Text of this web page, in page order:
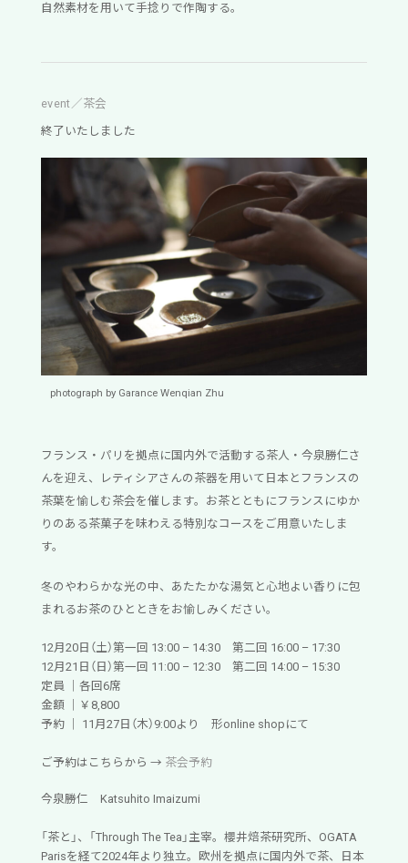
自然素材を用いて手捻りで作陶する。
event／茶会
終了いたしました
photograph by Garance Wenqian Zhu
フランス・パリを拠点に国内外で活動する茶人・今泉勝仁さ
んを迎え、レティシアさんの茶器を用いて日本とフランスの
茶葉を愉しむ茶会を催します。お茶とともにフランスにゆか
りのある茶菓子を味わえる特別なコースをご用意いたしま
す。
冬のやわらかな光の中、あたたかな湯気と心地よい香りに包
まれるお茶のひとときをお愉しみください。
12月20日（土）第一回 13:00 – 14:30 第二回 16:00 – 17:30
12月21日（日）第一回 11:00 – 12:30 第二回 14:00 – 15:30
定員 ｜各回6席
金額 ｜￥8,800
予約 ｜ 11月27日（木）9:00より 形online shopにて
ご予約はこちらから → 茶会予約
今泉勝仁 Katsuhito Imaizumi
「茶と」、「Through The Tea」主宰。櫻井焙茶研究所、OGATA
Parisを経て2024年より独立。欧州を拠点に国内外で茶、日本